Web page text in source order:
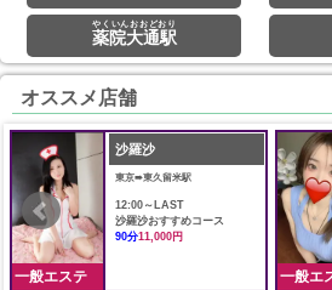
薬院大通駅
やくいんおおどおり
オススメ店舗
一般エステ
沙羅沙
東京➠東久留米駅
12:00～LAST
沙羅沙おすすめコース
90分11,000円
一般エ